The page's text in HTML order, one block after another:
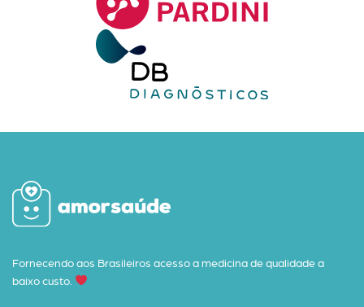
Fornecendo aos Brasileiros acesso a medicina de qualidade a
baixo custo.